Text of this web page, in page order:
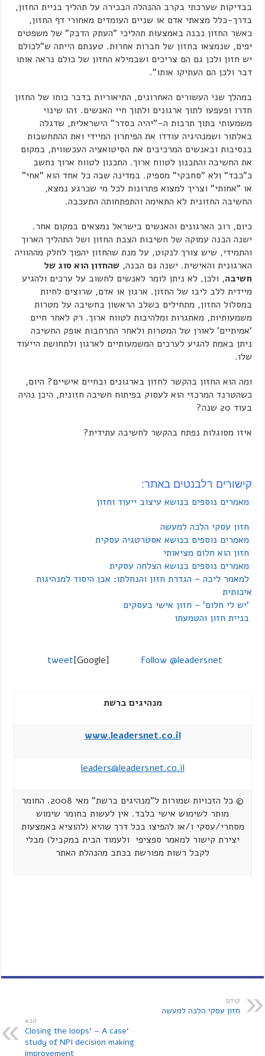
בבדיקות שערכתי בקרב ההנהלה הבכירה על תהליך בניית החזון,
בדרך-כלל מצאתי אדם או שניים העומדים מאחורי דף החזון,
כאשר החזון נבנה באמצעות תהליכי "העתק הדבק" של משפטים
יפים, שנמצאו בחזון של חברות אחרות. טענתם הייתה ש"לכולם
יש חזון ולכן גם הם צריכים ושבמילא החזון של כולם נראה אותו
דבר ולכן הם העתיקו אותו".
במהלך שני העשורים האחרונים, התיאוריות בדבר כוחו של החזון
חדרו ופעפעו לתוך ארגונים ולתוך חיי האנשים. זהו שינוי
משמעותי בתוך תרבות ה-"יהיה בסדר" הישראלית, שדגלה
באלתור ושמנהיגיה עודדו את הפיתרון המיידי ואת ההתחשבות
בנסיבות ובאנשים המרכיבים את הסיטואציה העכשווית, במקום
את החשיבה והתכנון לטווח ארוך. התכנון לטווח ארוך נחשב
כ"כבד" ולא "סחבקי" מספיק. במדינה שבה כל אחד הוא "אחי"
או "אחותי" וצריך למצוא פתרונות לכל מי שכרגע נמצא,
החשיבה החזונית לא התאימה והתפתחותה התעכבה.
כיום, רוב הארגונים והאנשים בישראל נמצאים במקום אחר.
ישנה הבנה עמוקה של חשיבות הצבת החזון ושל התהליך הארוך
והתמידי, שיש צורך לנקוט, על מנת שהחזון יהפוך לחלק מההוויה
הארגונית והאישית. ישנה גם הבנה, שהחזון הוא סוג של
חשיבה, ולכן, לא ניתן לומר לאנשים לחשוב על ערכים ולהגיע
מיידית ללב ליבו של החזון. ארגון או אדם, שרוצים לחיות
במסלול החזון, מתחילים בשלב הראשון בחשיבה על מטרות
משמעותיות, מאתגרות ומלהיבות לטווח ארוך. רק לאחר חיים
'אמיתיים' לאורן של המטרות ולאחר התרחבות אופק החשיבה
ניתן באמת להגיע לערכים המשמעותיים לארגון ולתחושת הייעוד
שלו.
ומה הוא החזון בהקשר לחזון בארגונים ובחיים אישיים? היום,
כשהטרנד המרכזי הוא לעסוק בפיתוח חשיבה חזונית, היכן נהיה
בעוד 20 שנה?
איזו מסוגלות נפתח בהקשר לחשיבה עתידית?
קישורים רלבנטים באתר:
מאמרים נוספים בנושא עיצוב ייעוד וחזון
חזון עסקי הלכה למעשה
מאמרים נוספים בנושא אסטרטגיה עסקית
חזון הוא חלום מציאותי
מאמרים נוספים בנושא הצלחה עסקית
למאמר ליבה – הגדרת חזון והנחלתו: אבן היסוד למנהיגות
איכותית
'יש לי חלום' – חזון אישי בעסקים
בניית חזון והטמעתו
tweet[Google] Follow @leadersnet
מנהיגים ברשת
www.leadersnet.co.il
leaders@leadersnet.co.il
© כל הזכויות שמורות ל"מנהיגים ברשת" מאי 2008. החומר
מותר לשימוש אישי בלבד. אין לעשות בחומר שימוש
מסחרי/עסקי ו/או להפיצו בכל דרך שהיא (להוציא באמצעות
יצירת קישור למאמר ספציפי ולעמוד הבית במקביל) מבלי
לקבל רשות מפורשת בכתב מהנהלת האתר
קודם
חזון עסקי הלכה למעשה
הבא
'Closing the loops' – A case
study of NPI decision making
improvement